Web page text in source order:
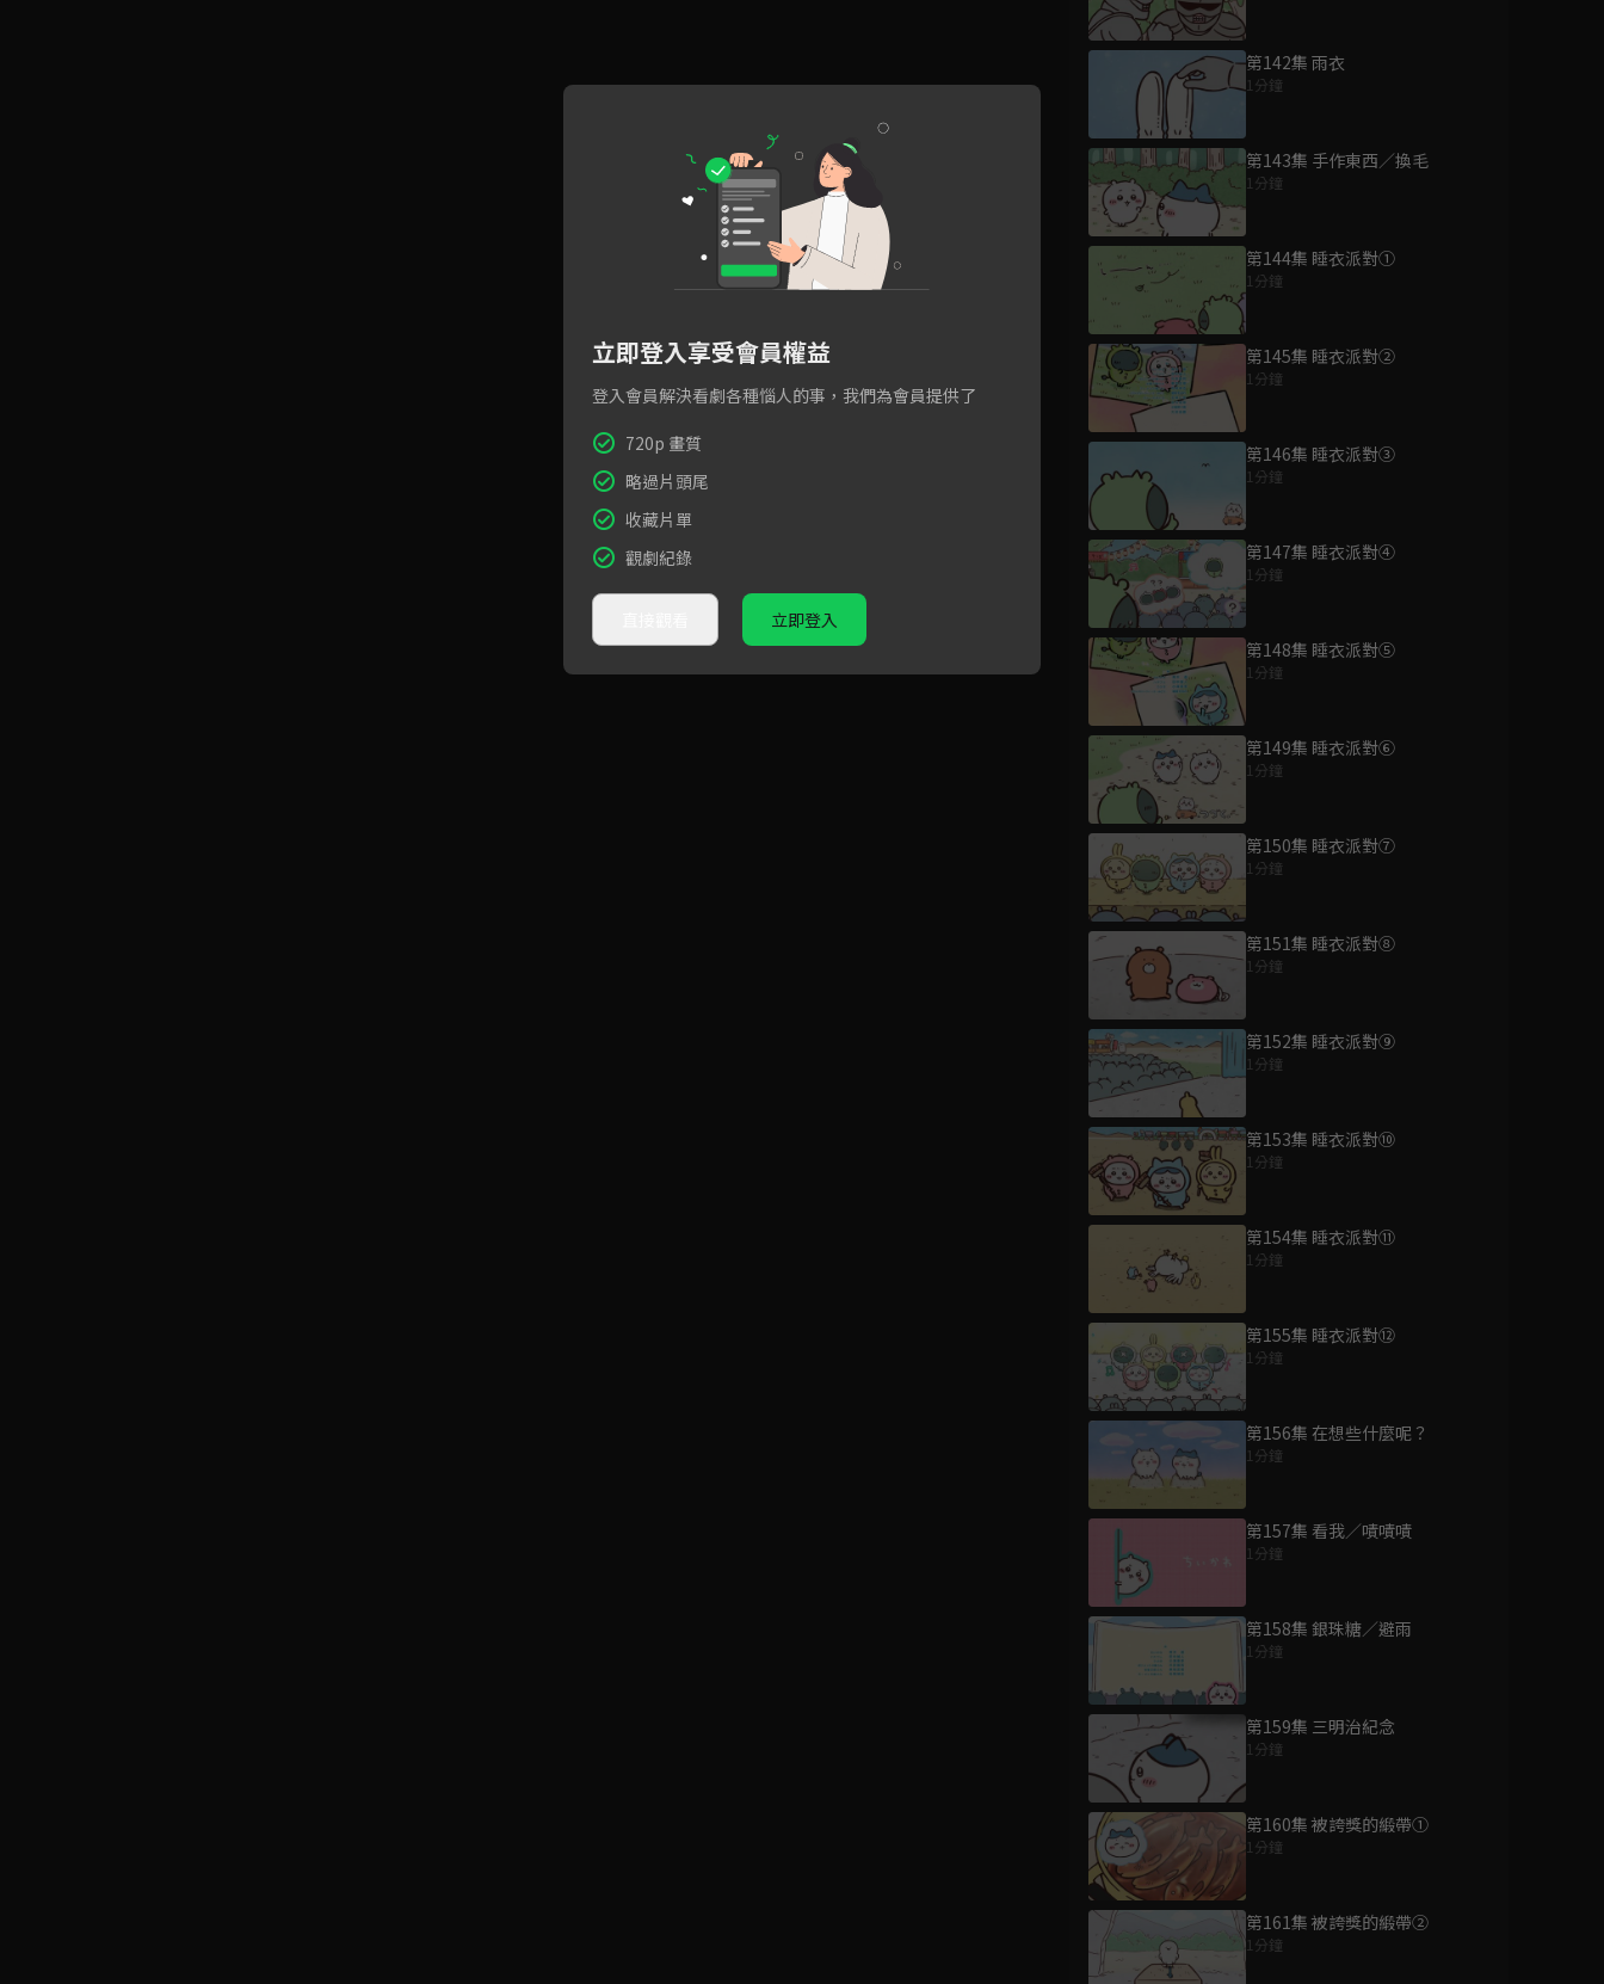
第142集 雨衣
1分鐘
第143集 手作東西／換毛
1分鐘
第144集 睡衣派對①
1分鐘
第145集 睡衣派對②
1分鐘
第146集 睡衣派對③
1分鐘
第147集 睡衣派對④
1分鐘
第148集 睡衣派對⑤
1分鐘
第149集 睡衣派對⑥
1分鐘
第150集 睡衣派對⑦
1分鐘
第151集 睡衣派對⑧
1分鐘
第152集 睡衣派對⑨
1分鐘
第153集 睡衣派對⑩
1分鐘
第154集 睡衣派對⑪
1分鐘
第155集 睡衣派對⑫
1分鐘
第156集 在想些什麼呢？
1分鐘
第157集 看我／嘖嘖嘖
1分鐘
第158集 銀珠糖／避雨
1分鐘
第159集 三明治紀念
1分鐘
第160集 被誇獎的緞帶①
1分鐘
第161集 被誇獎的緞帶②
1分鐘
立即登入享受會員權益
登入會員解決看劇各種惱人的事，我們為會員提供了
720p 畫質
略過片頭尾
收藏片單
觀劇紀錄
立即登入